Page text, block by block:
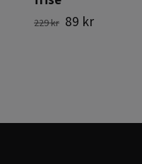
229 kr 89 kr